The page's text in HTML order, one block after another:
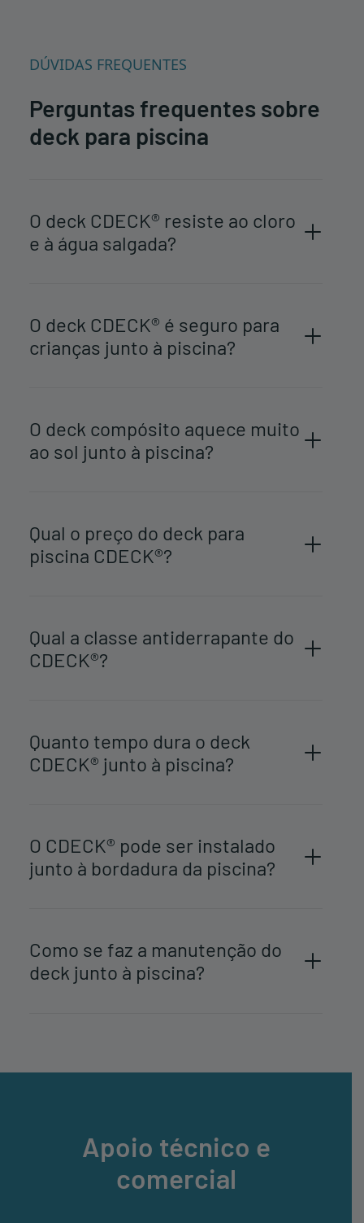
DÚVIDAS FREQUENTES
Perguntas frequentes sobre
deck para piscina
O deck CDECK® resiste ao cloro
e à água salgada?
O deck CDECK® é seguro para
crianças junto à piscina?
O deck compósito aquece muito
ao sol junto à piscina?
Qual o preço do deck para
piscina CDECK®?
Qual a classe antiderrapante do
CDECK®?
Quanto tempo dura o deck
CDECK® junto à piscina?
O CDECK® pode ser instalado
junto à bordadura da piscina?
Como se faz a manutenção do
deck junto à piscina?
Apoio técnico e
comercial